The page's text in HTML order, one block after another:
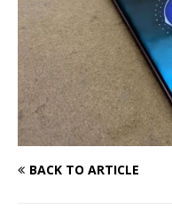
BACK TO ARTICLE